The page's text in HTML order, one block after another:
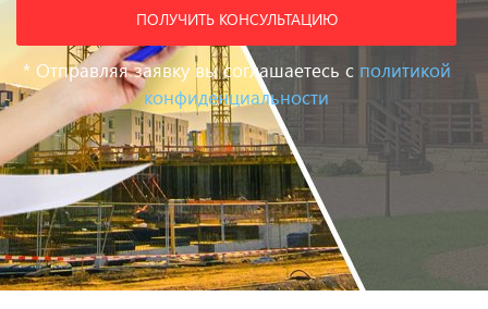
?
Дом из бруса Ещё не
определились
нужна консультация
ПОЛУЧИТЬ КОНСУЛЬТАЦИЮ
* Отправляя заявку вы соглашаетесь с политикой
конфиденциальности